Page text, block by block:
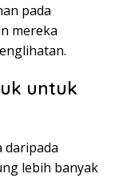
pada
mereka
untuk
daripada
lebih banyak